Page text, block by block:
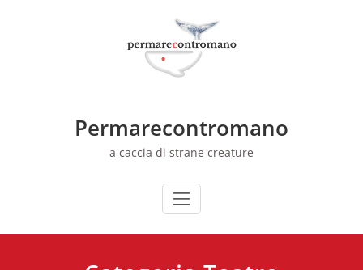
Permarecontromano
a caccia di strane creature